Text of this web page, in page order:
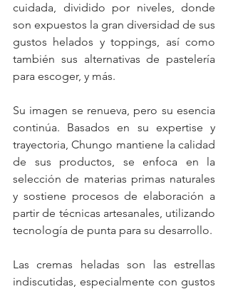
cuidada, dividido por niveles, donde
son expuestos la gran diversidad de sus
gustos helados y toppings, así como
también sus alternativas de pastelería
para escoger, y más.
Su imagen se renueva, pero su esencia
continúa. Basados en su expertise y
trayectoria, Chungo mantiene la calidad
de sus productos, se enfoca en la
selección de materias primas naturales
y sostiene procesos de elaboración a
partir de técnicas artesanales, utilizando
tecnología de punta para su desarrollo.
Las cremas heladas son las estrellas
indiscutidas, especialmente con gustos